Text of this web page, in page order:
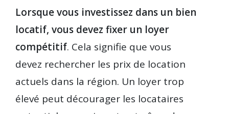
Lorsque vous investissez dans un bien
locatif, vous devez fixer un loyer
compétitif. Cela signifie que vous
devez rechercher les prix de location
actuels dans la région. Un loyer trop
élevé peut décourager les locataires